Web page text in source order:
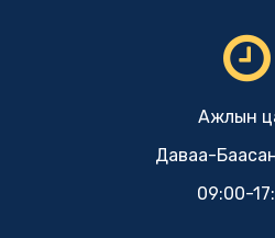
Ажлын
Даваа-
09:00-